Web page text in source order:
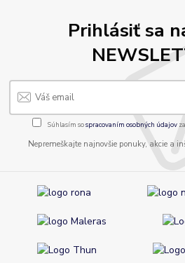
Prihlásiť sa
Súhlasím sospracovaním osobných údajov
Nepremeškajte najnovšie ponuky, akcie a